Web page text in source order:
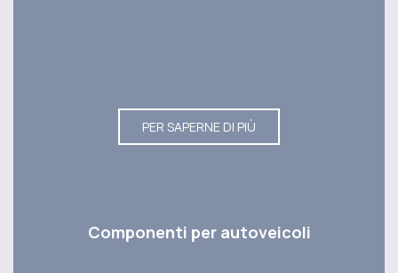
PER SAPERNE DI PIÙ
Componenti per autoveicoli